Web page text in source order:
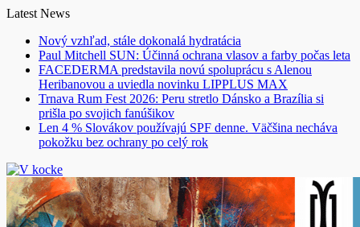
Skip
content
Latest News
Nový vzhľad, stále dokonalá hydratácia
Paul Mitchell SUN: Účinná ochrana vlasov a farby počas leta
FACEDERMA predstavila novú spoluprácu s Alenou
Heribanovou a uviedla novinku LIPPLUS MAX
Trnava Rum Fest 2026: Peru stretlo Dánsko a Brazília si
prišla po svojich fanúšikov
Len 4 % Slovákov používajú SPF denne. Väčšina necháva
pokožku bez ochrany po celý rok